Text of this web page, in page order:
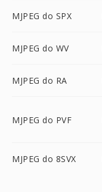
MJPEG do SPX
MJPEG do WV
MJPEG do RA
MJPEG do PVF
MJPEG do 8SVX